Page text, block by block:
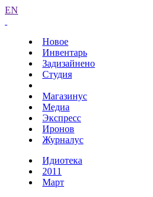
EN
Новое
Инвентарь
Задизайнено
Студия
Магазинус
Медиа
Экспресс
Иронов
Журналус
Идиотека
2011
Март